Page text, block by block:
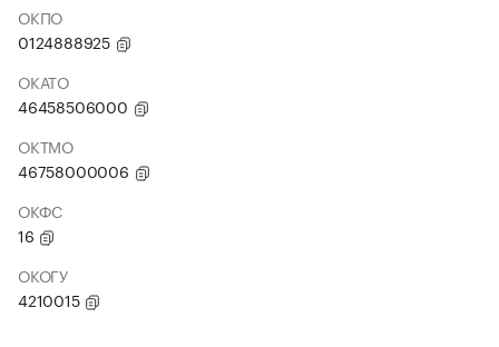
ОКПО
0124888925
ОКАТО
46458506000
ОКТМО
46758000006
ОКФС
16
ОКОГУ
4210015